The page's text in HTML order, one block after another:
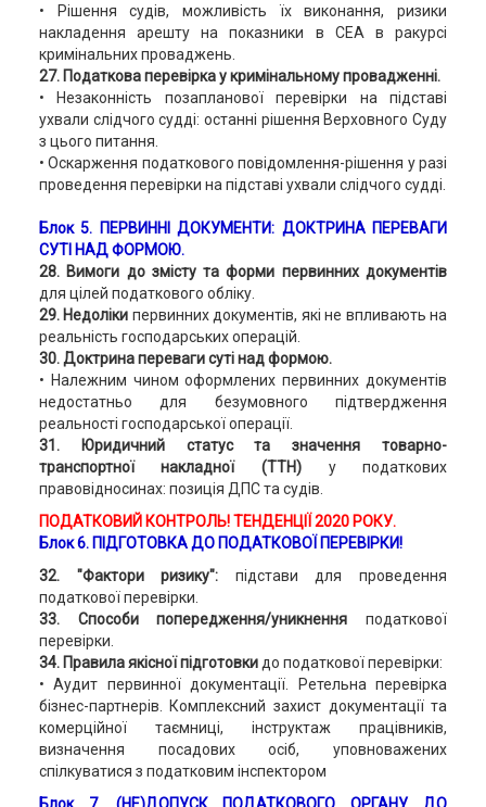
• Рішення судів, можливість їх виконання, ризики
накладення арешту на показники в СЕА в ракурсі
кримінальних проваджень.
27. Податкова перевірка у кримінальному провадженні.
• Незаконність позапланової перевірки на підставі
ухвали слідчого судді: останні рішення Верховного Суду
з цього питання.
• Оскарження податкового повідомлення-рішення у разі
проведення перевірки на підставі ухвали слідчого судді.
Блок 5. ПЕРВИННІ ДОКУМЕНТИ: ДОКТРИНА ПЕРЕВАГИ
СУТІ НАД ФОРМОЮ.
28. Вимоги до змісту та форми первинних документів
для цілей податкового обліку.
29. Недоліки первинних документів, які не впливають на
реальність господарських операцій.
30. Доктрина переваги суті над формою.
• Належним чином оформлених первинних документів
недостатньо для безумовного підтвердження
реальності господарської операції.
31. Юридичний статус та значення товарно-
транспортної накладної (ТТН) у податкових
правовідносинах: позиція ДПС та судів.
ПОДАТКОВИЙ КОНТРОЛЬ! ТЕНДЕНЦІЇ 2020 РОКУ.
Блок 6. ПІДГОТОВКА ДО ПОДАТКОВОЇ ПЕРЕВІРКИ!
32. "Фактори ризику": підстави для проведення
податкової перевірки.
33. Способи попередження/уникненняподаткової
перевірки.
34. Правила якісної підготовкидо податкової перевірки:
• Аудит первинної документації. Ретельна перевірка
бізнес-партнерів. Комплексний захист документації та
комерційної таємниці, інструктаж працівників,
визначення посадових осіб, уповноважених
спілкуватися з податковим інспектором